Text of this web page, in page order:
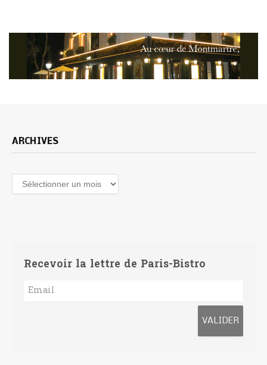
ARCHIVES
Archives
Recevoir la lettre de Paris-Bistro